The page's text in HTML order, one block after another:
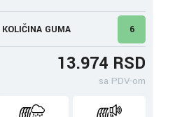
GUMA 6
13.974 RSD
sa PDV-om